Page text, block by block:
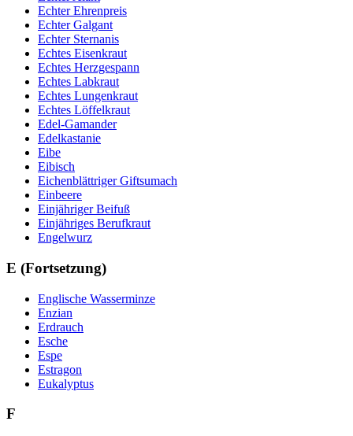
Echter Ehrenpreis
Echter Galgant
Echter Sternanis
Echtes Eisenkraut
Echtes Herzgespann
Echtes Labkraut
Echtes Lungenkraut
Echtes Löffelkraut
Edel-Gamander
Edelkastanie
Eibe
Eibisch
Eichenblättriger Giftsumach
Einbeere
Einjähriger Beifuß
Einjähriges Berufkraut
Engelwurz
E (Fortsetzung)
Englische Wasserminze
Enzian
Erdrauch
Esche
Espe
Estragon
Eukalyptus
F